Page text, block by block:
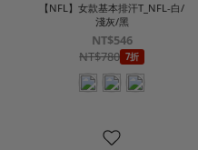
【NFL】女款基本排汗T_NFL-白/
淺灰/黑
NT$546
NT$780 7折